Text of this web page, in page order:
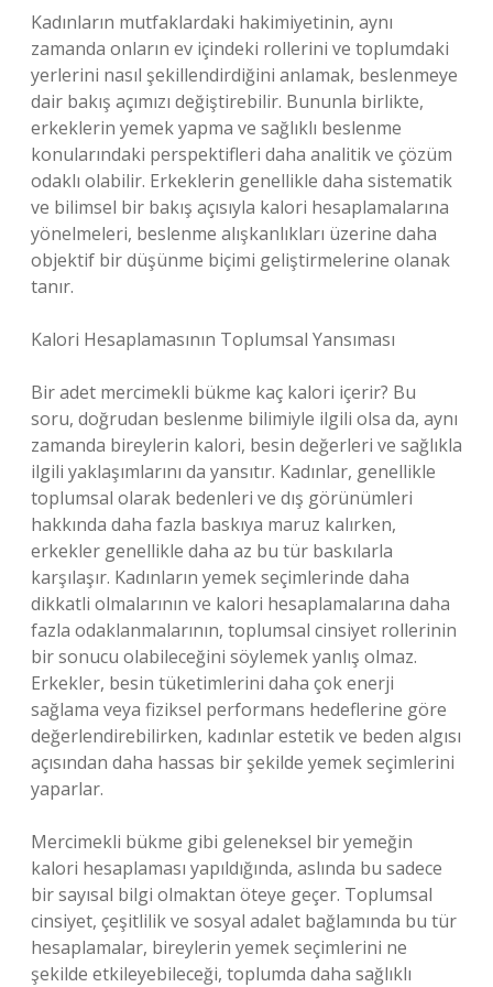
Kadınların mutfaklardaki hakimiyetinin, aynı
zamanda onların ev içindeki rollerini ve toplumdaki
yerlerini nasıl şekillendirdiğini anlamak, beslenmeye
dair bakış açımızı değiştirebilir. Bununla birlikte,
erkeklerin yemek yapma ve sağlıklı beslenme
konularındaki perspektifleri daha analitik ve çözüm
odaklı olabilir. Erkeklerin genellikle daha sistematik
ve bilimsel bir bakış açısıyla kalori hesaplamalarına
yönelmeleri, beslenme alışkanlıkları üzerine daha
objektif bir düşünme biçimi geliştirmelerine olanak
tanır.
Kalori Hesaplamasının Toplumsal Yansıması
Bir adet mercimekli bükme kaç kalori içerir? Bu
soru, doğrudan beslenme bilimiyle ilgili olsa da, aynı
zamanda bireylerin kalori, besin değerleri ve sağlıkla
ilgili yaklaşımlarını da yansıtır. Kadınlar, genellikle
toplumsal olarak bedenleri ve dış görünümleri
hakkında daha fazla baskıya maruz kalırken,
erkekler genellikle daha az bu tür baskılarla
karşılaşır. Kadınların yemek seçimlerinde daha
dikkatli olmalarının ve kalori hesaplamalarına daha
fazla odaklanmalarının, toplumsal cinsiyet rollerinin
bir sonucu olabileceğini söylemek yanlış olmaz.
Erkekler, besin tüketimlerini daha çok enerji
sağlama veya fiziksel performans hedeflerine göre
değerlendirebilirken, kadınlar estetik ve beden algısı
açısından daha hassas bir şekilde yemek seçimlerini
yaparlar.
Mercimekli bükme gibi geleneksel bir yemeğin
kalori hesaplaması yapıldığında, aslında bu sadece
bir sayısal bilgi olmaktan öteye geçer. Toplumsal
cinsiyet, çeşitlilik ve sosyal adalet bağlamında bu tür
hesaplamalar, bireylerin yemek seçimlerini ne
şekilde etkileyebileceği, toplumda daha sağlıklı